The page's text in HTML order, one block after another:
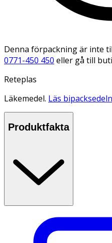
Denna förpackning är inte
0771-450 450 eller gå till
Reteplas
Läkemedel. Läs
Produktfakta